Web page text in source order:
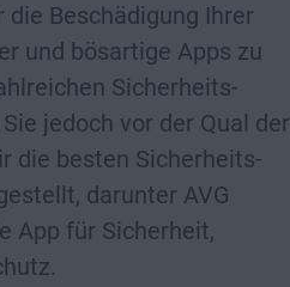
Beschädigung Ihrer
und bösartige Apps zu
Sicherheits-
jedoch vor der Qual der
die besten Sicherheits-
darunter AVG
App für Sicherheit,